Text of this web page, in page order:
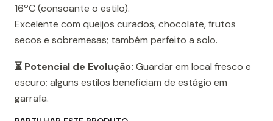
16ºC (consoante o estilo).
Excelente com queijos curados, chocolate, frutos
secos e sobremesas; também perfeito a solo.
⏳ Potencial de Evolução: Guardar em local fresco e
escuro; alguns estilos beneficiam de estágio em
garrafa.